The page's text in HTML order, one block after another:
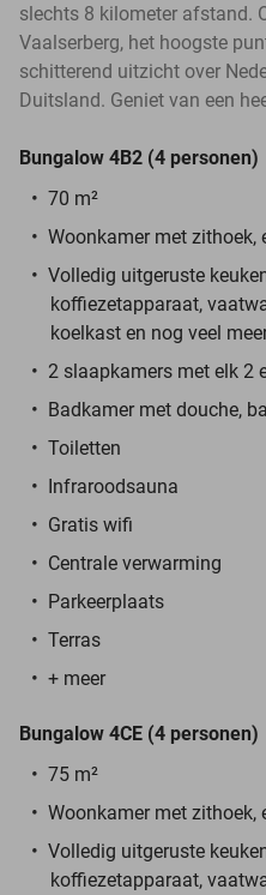
slechts 8 kilometer afstand.
Vaalserberg, het hoogste
schitterend uitzicht over
Duitsland. Geniet van een
Bungalow 4B2 (4 personen)
70 m²
Woonkamer met zithoek,
Volledig uitgeruste
koffiezetapparaat,
koelkast en nog veel
2 slaapkamers met elk 2
Badkamer met douche,
Toiletten
Infraroodsauna
Gratis wifi
Centrale verwarming
Parkeerplaats
Terras
+ meer
Bungalow 4CE (4 personen)
75 m²
Woonkamer met zithoek,
Volledig uitgeruste
koffiezetapparaat,